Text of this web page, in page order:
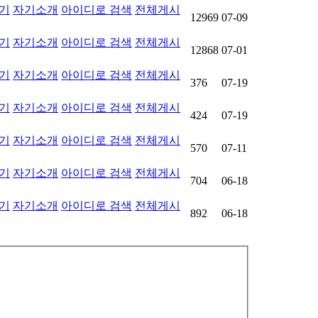
자기소개 아이디로 검색 전체게시
12969 07-09
자기소개 아이디로 검색 전체게시
12868 07-01
자기소개 아이디로 검색 전체게시
376 07-19
자기소개 아이디로 검색 전체게시
424 07-19
자기소개 아이디로 검색 전체게시
570 07-11
자기소개 아이디로 검색 전체게시
704 06-18
자기소개 아이디로 검색 전체게시
892 06-18